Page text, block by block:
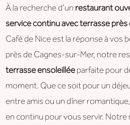
À la recherche d'unrestaurant
service continu avec terrasse
Café de Nice est la réponse à vos
près de Cagnes-sur-Mer, notre
terrasse ensoleilléeparfaite pour
moment. Que ce soit pour un
entre amis ou un dîner
en continu pour vous servir.